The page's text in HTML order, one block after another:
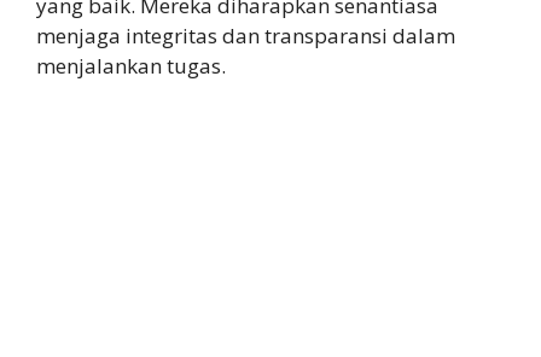
menjaga integritas dan transparansi dalam
menjalankan tugas.